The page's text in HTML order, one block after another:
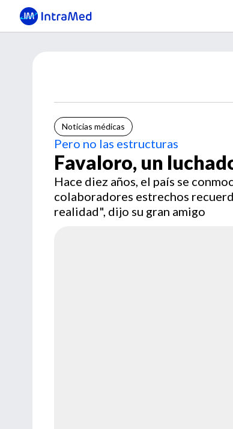
Noticias médicas
Pero no las estructuras
Favaloro, un
Hace diez años, el país se
colaboradores estrechos
realidad", dijo su gran amigo